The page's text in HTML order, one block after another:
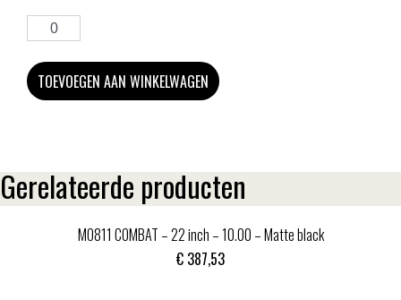
TOEVOEGEN AAN WINKELWAGEN
Gerelateerde producten
MO811 COMBAT – 22 inch – 10.00 – Matte black
€ 387,53